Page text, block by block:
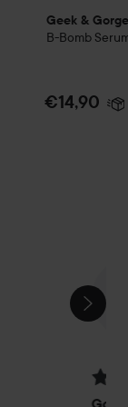
Geek &
B-Bomb
€14,90